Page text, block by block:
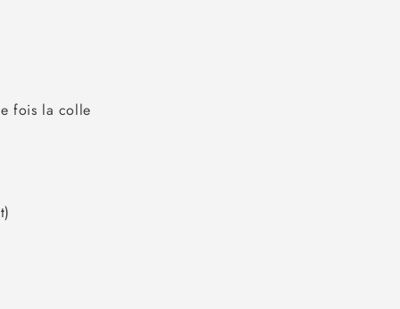
fois la colle